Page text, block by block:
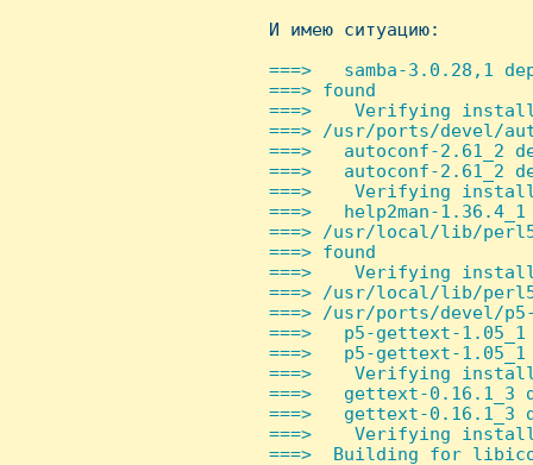
И имею ситyацию:
===>   samba-3.0.28,1
===> found
===>    Verifying
===> /usr/ports/devel/
===>   autoconf-2.61_2
===>   autoconf-2.61_2
===>    Verifying install
===>   help2man-
===> /usr/local/lib/
===> found
===>    Verifying
===> /usr/local/lib/
===> /usr/ports/devel/
===>   p5-gettext-
===>   p5-gettext-
===>    Verifying
===>   gettext-
===>   gettext-0.16.1_3
===>    Verifying
===>  Building for